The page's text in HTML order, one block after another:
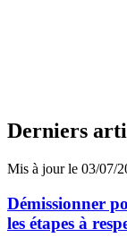
Derniers
Mis à jour le 03/07/
Démissionner
les étapes à